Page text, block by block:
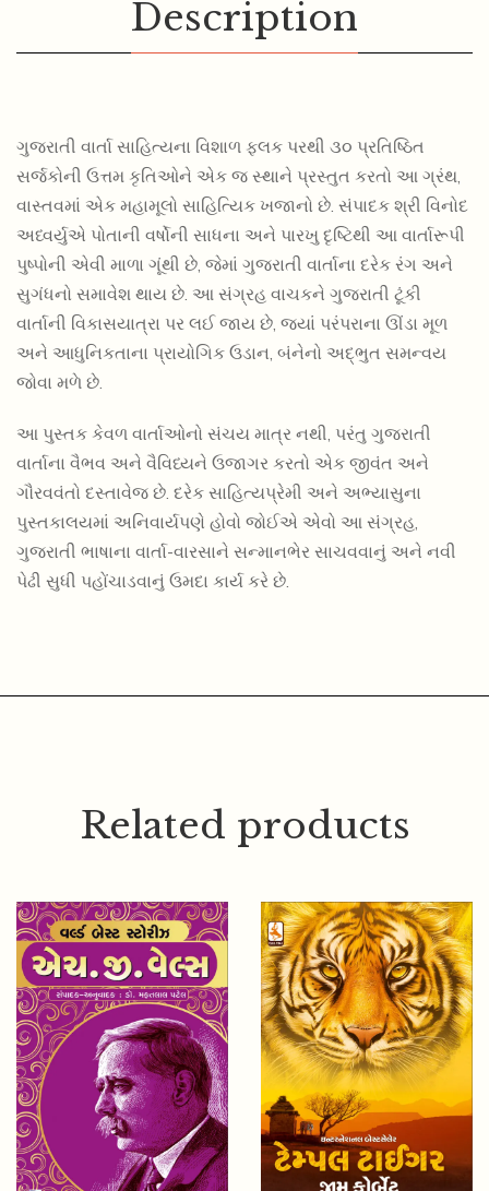
SPOT LIGHT
80.00 72.00
Description
ગુજરાતી વાર્તા સાહિત્યના વિશાળ ફલક પરથી ૩૦ પ્રતિષ્ઠિત
સર્જકોની ઉત્તમ કૃતિઓને એક જ સ્થાને પ્રસ્તુત કરતો આ ગ્રંથ,
વાસ્તવમાં એક મહામૂલો સાહિત્યિક ખજાનો છે. સંપાદક શ્રી વિનોદ
અધ્વર્યુએ પોતાની વર્ષોની સાધના અને પારખુ દૃષ્ટિથી આ વાર્તારૂપી
પુષ્પોની એવી માળા ગૂંથી છે, જેમાં ગુજરાતી વાર્તાના દરેક રંગ અને
સુગંધનો સમાવેશ થાય છે. આ સંગ્રહ વાચકને ગુજરાતી ટૂંકી
વાર્તાની વિકાસયાત્રા પર લઈ જાય છે, જ્યાં પરંપરાના ઊંડા મૂળ
અને આધુનિકતાના પ્રાયોગિક ઉડાન, બંનેનો અદ્ભુત સમન્વય
જોવા મળે છે.
આ પુસ્તક કેવળ વાર્તાઓનો સંચય માત્ર નથી, પરંતુ ગુજરાતી
વાર્તાના વૈભવ અને વૈવિધ્યને ઉજાગર કરતો એક જીવંત અને
ગૌરવવંતો દસ્તાવેજ છે. દરેક સાહિત્યપ્રેમી અને અભ્યાસુના
પુસ્તકાલયમાં અનિવાર્યપણે હોવો જોઈએ એવો આ સંગ્રહ,
ગુજરાતી ભાષાના વાર્તા-વારસાને સન્માનભેર સાચવવાનું અને નવી
પેઢી સુધી પહોંચાડવાનું ઉમદા કાર્ય કરે છે.
Related products